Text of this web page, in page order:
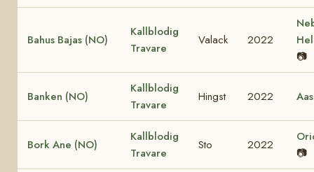
Bahus Bajas (NO)
Kallblodig
Travare
Valack 2022
📷
Banken (NO)
Kallblodig
Travare
Hingst 2022
Bork Ane (NO)
Kallblodig
Travare
Sto 2022
📷